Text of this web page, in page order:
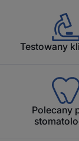
się
Testowany
Polecany